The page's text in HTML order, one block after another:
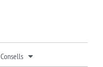
Consells